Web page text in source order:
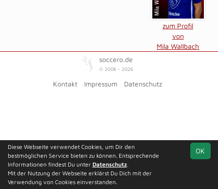
zum Profil
von
Mila Wallbach
soccero.de
© 2006 - 2026
Kontakt Impressum Datenschutz
OK
Diese Webseite verwendet Cookies, um Dir den
bestmöglichen Service bieten zu können. Entsprechende
Informationen findest Du unter Datenschutz.
Mit der Nutzung der Webseite erklärst Du Dich mit der
Verwendung von Cookies einverstanden.